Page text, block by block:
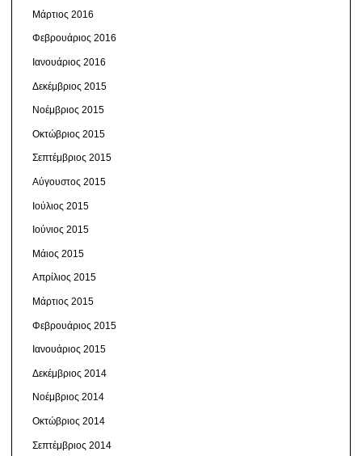
Μάρτιος 2016
Φεβρουάριος 2016
Ιανουάριος 2016
Δεκέμβριος 2015
Νοέμβριος 2015
Οκτώβριος 2015
Σεπτέμβριος 2015
Αύγουστος 2015
Ιούλιος 2015
Ιούνιος 2015
Μάιος 2015
Απρίλιος 2015
Μάρτιος 2015
Φεβρουάριος 2015
Ιανουάριος 2015
Δεκέμβριος 2014
Νοέμβριος 2014
Οκτώβριος 2014
Σεπτέμβριος 2014